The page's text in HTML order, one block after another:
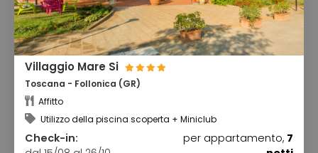
Villaggio Mare Si
Toscana - Follonica (GR)
Affitto
Utilizzo della piscina scoperta + Miniclub
Check-in:
per appartamento, 7